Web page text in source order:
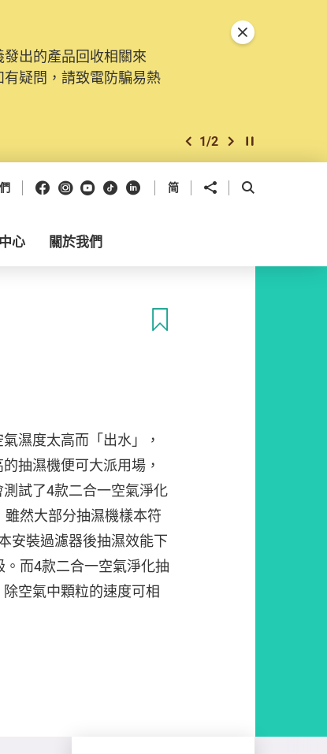
出的產品回收相關來
疑問，請致電防騙易熱
上一個
1/2 下一個開始/暫停幻燈
關閉特別通告
Facebook
Instagram
Youtube
抖音領英 简 分享到 開啟搜尋框
心 關於我們
濕度太高而「出水」，
抽濕機便可大派用場，
試了4款二合一空氣淨化
然大部分抽濕機樣本符
安裝過濾器後抽濕效能下
而4款二合一空氣淨化抽
空氣中顆粒的速度可相